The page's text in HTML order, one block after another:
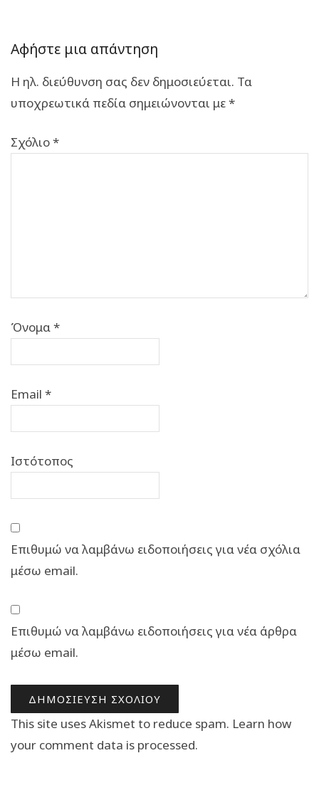
Αφήστε μια απάντηση
Η ηλ. διεύθυνση σας δεν δημοσιεύεται. Τα
υποχρεωτικά πεδία σημειώνονται με*
Σχόλιο*
Όνομα*
Email *
Ιστότοπος
Επιθυμώ να λαμβάνω ειδοποιήσεις για νέα σχόλια
μέσω email.
Επιθυμώ να λαμβάνω ειδοποιήσεις για νέα άρθρα
μέσω email.
This site uses Akismet to reduce spam. Learn how
your comment data is processed.